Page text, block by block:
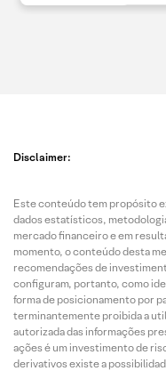
Disclaimer:
Este conteúdo tem propósito
dados estatísticos,
mercado financeiro e em
momento, o conteúdo desta
recomendações de
configuram, portanto, como
forma de posicionamento por
terminantemente proibida a
autorizada das informações
ações é um investimento de
derivativos existe a